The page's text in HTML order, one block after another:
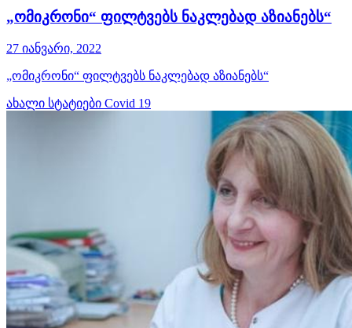
„ომიკრონი“ ფილტვებს ნაკლებად აზიანებს“
27 იანვარი, 2022
„ომიკრონი“ ფილტვებს ნაკლებად აზიანებს“
ახალი სტატიები Covid 19